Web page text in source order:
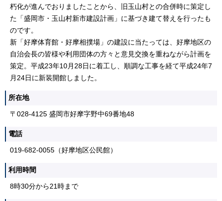
朽化が進んでおりましたことから、旧玉山村との合併時に策定し
た「盛岡市・玉山村新市建設計画」に基づき建て替えを行ったも
のです。
新「好摩体育館・好摩相撲場」の建設に当たっては、好摩地区の
自治会長の皆様や利用団体の方々と意見交換を重ねながら計画を
策定。平成23年10月28日に着工し、順調な工事を経て平成24年7
月24日に新装開館しました。
所在地
〒028-4125 盛岡市好摩字野中69番地48
電話
019-682-0055（好摩地区公民館）
利用時間
8時30分から21時まで